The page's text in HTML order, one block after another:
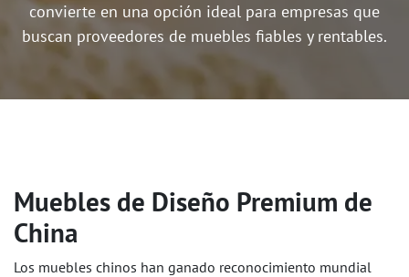
convierte en una opción ideal para empresas que
buscan proveedores de muebles fiables y rentables.
Muebles de Diseño Premium de
China
Los muebles chinos han ganado reconocimiento mundial